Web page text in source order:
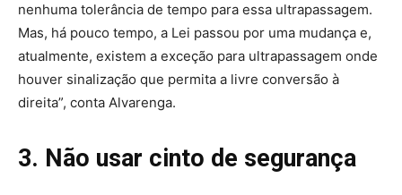
nenhuma tolerância de tempo para essa ultrapassagem.
Mas, há pouco tempo, a Lei passou por uma mudança e,
atualmente, existem a exceção para ultrapassagem onde
houver sinalização que permita a livre conversão à
direita”, conta Alvarenga.
3. Não usar cinto de segurança